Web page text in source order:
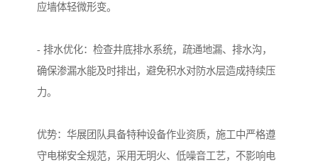
应墙体轻微形变。
- 排水优化：检查井底排水系统，疏通地漏、排水沟，
确保渗漏水能及时排出，避免积水对防水层造成持续压
力。
优势：华展团队具备特种设备作业资质，施工中严格遵
守电梯安全规范，采用无明火、低噪音工艺，不影响电